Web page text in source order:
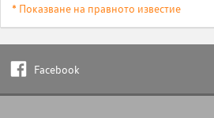
* Показване на правното известие
Facebook